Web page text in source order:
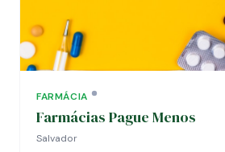
FARMÁCIA
Farmácias Pague Menos
Salvador